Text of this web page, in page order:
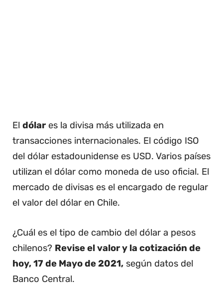
El dólares la divisa más utilizada en
transacciones internacionales. El código ISO
del dólar estadounidense es USD. Varios países
utilizan el dólar como moneda de uso oficial. El
mercado de divisas es el encargado de regular
el valor del dólar en Chile.
¿Cuál es el tipo de cambio del dólar a pesos
chilenos? Revise el valor y la cotización de
hoy, 17 de Mayo de 2021, según datos del
Banco Central.